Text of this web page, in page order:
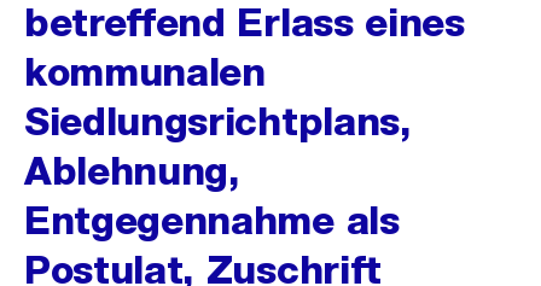
betreffend Erlass eines
kommunalen
Siedlungsrichtplans,
Ablehnung,
Entgegennahme als
Postulat, Zuschrift